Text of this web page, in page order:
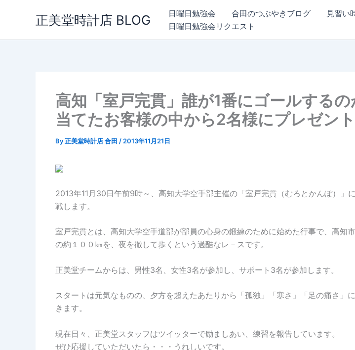
正美堂時計店 BLOG 日曜日勉強会 合田のつぶやきブログ 見習い
日曜日勉強会リクエスト
高知「室戸完貫」誰が1番にゴールするの
当てたお客様の中から2名様にプレゼント
By正美堂時計店 合田 / 2013年11月21日
2013年11月30日午前9時～、高知大学空手部主催の「室戸完貫（むろとかんぽ）」
戦します。
室戸完貫とは、高知大学空手道部が部員の心身の鍛練のために始めた行事で、高知
の約１００㎞を、夜を徹して歩くという過酷なレ－スです。
正美堂チームからは、男性3名、女性3名が参加し、サポート3名が参加します。
スタートは元気なものの、夕方を超えたあたりから「孤独」「寒さ」「足の痛さ」
きます。
現在日々、正美堂スタッフはツイッターで励ましあい、練習を報告しています。
ぜひ応援していただいたら・・・うれしいです。